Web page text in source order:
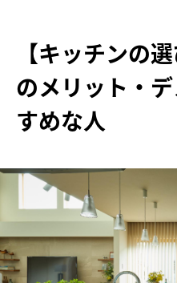
【キッチンの
のメリット・
すめな人